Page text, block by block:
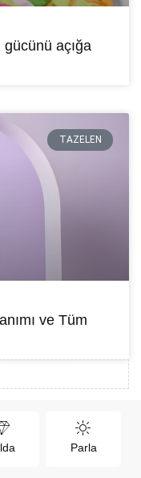
açığa
TAZELEN
ve Tüm
Parla